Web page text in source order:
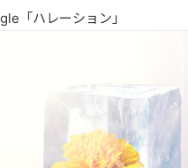
「ハレーション」